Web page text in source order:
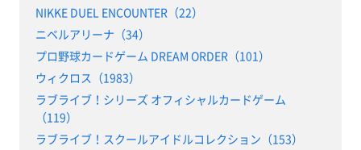
NIKKE DUEL ENCOUNTER（22）
ニベルアリーナ（34）
プロ野球カードゲーム DREAM ORDER（101）
ウィクロス（1983）
ラブライブ！シリーズ オフィシャルカードゲーム
（119）
ラブライブ！スクールアイドルコレクション（153）